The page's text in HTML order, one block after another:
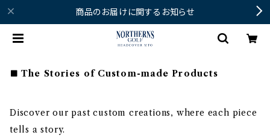
商品のお届けに関するお知らせ
The Stories of Custom-made Products
Discover our past custom creations, where each piece
tells a story.